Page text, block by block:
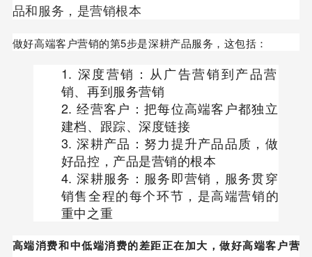
品和服务，是营销根本
做好高端客户营销的第5步是深耕产品服务，这包括：
深度营销：从广告营销到产品营
销、再到服务营销
经营客户：把每位高端客户都独立
建档、跟踪、深度链接
深耕产品：努力提升产品品质，做
好品控，产品是营销的根本
深耕服务：服务即营销，服务贯穿
销售全程的每个环节，是高端营销的
重中之重
高端消费和中低端消费的差距正在加大，做好高端客户营